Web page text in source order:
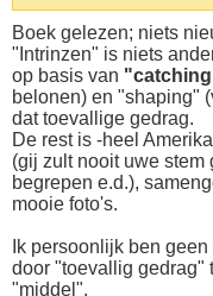
Boek gelezen; niets
"Intrinzen" is niets
op basis van
belonen) en "shaping"
dat toevallige gedrag.
De rest is -heel
(gij zult nooit uwe
begrepen e.d.),
mooie foto's.
Ik persoonlijk ben
door "toevallig gedrag"
"middel".